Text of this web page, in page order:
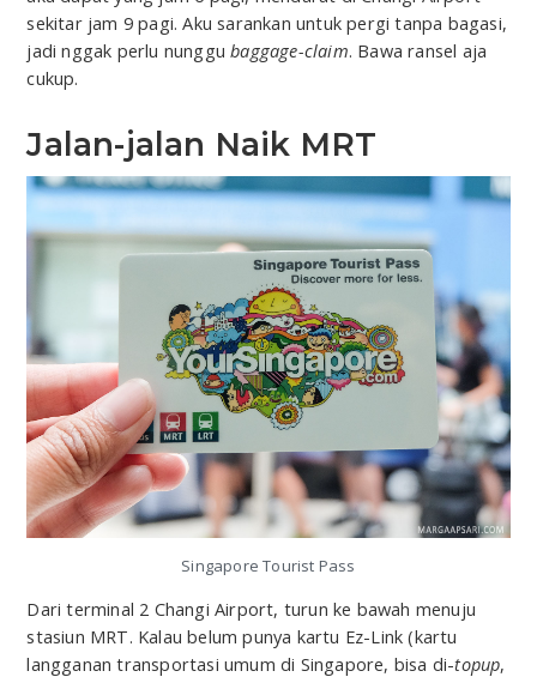
sekitar jam 9 pagi. Aku sarankan untuk pergi tanpa bagasi,
jadi nggak perlu nunggubaggage-claim. Bawa ransel aja
cukup.
Jalan-jalan Naik MRT
Singapore Tourist Pass
Dari terminal 2 Changi Airport, turun ke bawah menuju
stasiun MRT. Kalau belum punya kartu Ez-Link (kartu
langganan transportasi umum di Singapore, bisa di-topup,